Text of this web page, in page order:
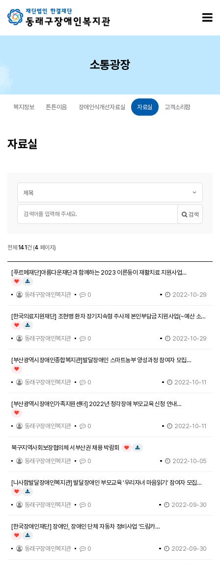
소통광장
복지정보 튼튼이음 장애인식개선자료실 자료실 고객소리함
자료실
검색
자료실
전체 141건 (4 페이지)
[푸르메재단]아름다운재단과 함께하는 2023 이른둥이 재활치료 지원사업
(~11/30까지 신청)
인기글다운로드
동래구장애인복지관 0 2022-10-29
[한국의료지원재단] 조현병 환자 장기지속형 주사제 본인부담금 지원사업(~예산 소진
시 까지)
인기글다운로드
동래구장애인복지관 0 2022-10-29
[부산광역시장애인종합복지관]발달장애인 스마트농부 양성과정 참여자 모집
(~10/14까지)
인기글
동래구장애인복지관 0 2022-10-11
[부산광역시장애인가족지원센터] 2022년 청각장애 부모교육 신청 안내
(~10/24까지)
인기글
동래구장애인복지관 0 2022-10-11
북구지역사회보장협의체 서부산권 채용 박람회 인기글다운로드
동래구장애인복지관 0 2022-10-05
[나사함발달장애인복지관] 발달장애인 부모교육 ‘우리자녀 마음읽기’ 참여자 모집
(~10/14 선착순)
인기글다운로드
동래구장애인복지관 0 2022-09-30
[한국장애인재단] 장애인, 장애인 단체 자동차 정비사업 '드림카
프로젝트'(~12/9까지)
인기글다운로드
동래구장애인복지관 0 2022-09-30